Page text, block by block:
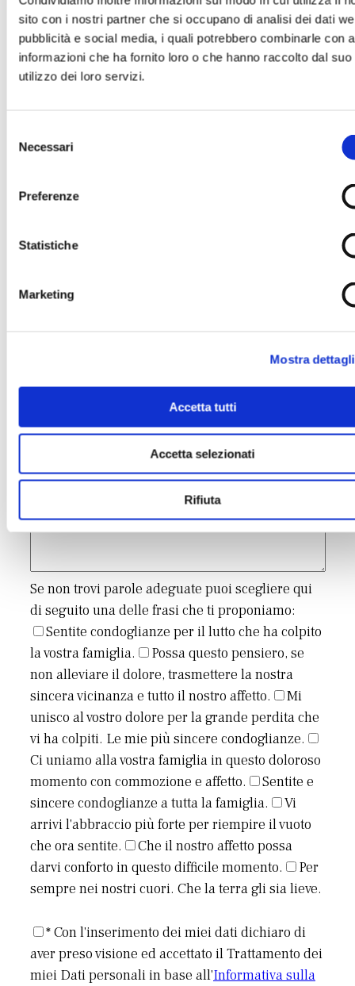
sito con i nostri partner che si occupano di analisi dei dati
pubblicità e social media, i quali potrebbero combinarle con
informazioni che ha fornito loro o che hanno raccolto dal suo
utilizzo dei loro servizi.
delNecessari
Preferenze
Statistiche
Marketing
Mostra dettagli
Accetta tutti
Accetta selezionati
Rifiuta
Il tuo nome e cognome *
La tua Email *
Il tuo indirizzo completo
Se non trovi parole adeguate puoi scegliere qui
di seguito una delle frasi che ti proponiamo:
Sentite condoglianze per il lutto che ha colpito
la vostra famiglia.
Possa questo pensiero, se
non alleviare il dolore, trasmettere la nostra
sincera vicinanza e tutto il nostro affetto.
Mi
unisco al vostro dolore per la grande perdita che
vi ha colpiti. Le mie più sincere condoglianze.
Ci uniamo alla vostra famiglia in questo doloroso
momento con commozione e affetto.
Sentite e
sincere condoglianze a tutta la famiglia.
Vi
arrivi l'abbraccio più forte per riempire il vuoto
che ora sentite.
Che il nostro affetto possa
darvi conforto in questo difficile momento.
Per
sempre nei nostri cuori. Che la terra gli sia lieve.
* Con l'inserimento dei miei dati dichiaro di
aver preso visione ed accettato il Trattamento dei
miei Dati personali in base all'Informativa sulla